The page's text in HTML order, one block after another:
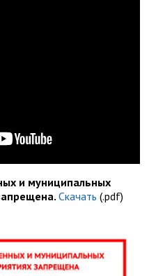
и муниципальных
Скачать (.pdf)